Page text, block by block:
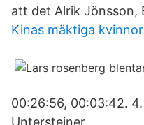
att det Alrik Jönsson,
Kinas mäktiga kvinnor
00:26:56, 00:03:42.
Untersteiner.